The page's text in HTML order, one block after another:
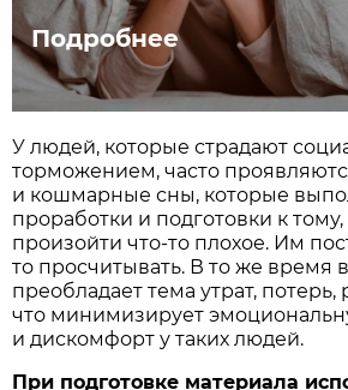
Подробнее
У людей, которые страдают
торможением, часто
и кошмарные сны, которые
проработки и подготовки к
произойти что-то плохое. Им
то просчитывать. В то же время
преобладает тема утрат,
что минимизирует
и дискомфорт у таких людей.
При подготовке материала